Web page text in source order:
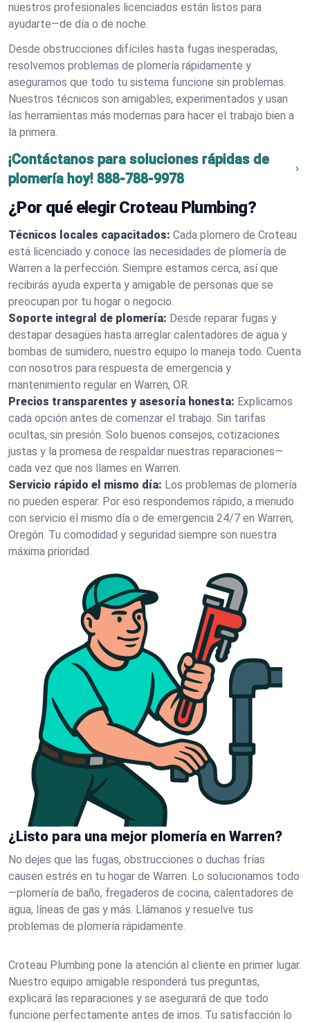
nuestros profesionales licenciados están listos para
ayudarte—de día o de noche.
Desde obstrucciones difíciles hasta fugas inesperadas,
resolvemos problemas de plomería rápidamente y
aseguramos que todo tu sistema funcione sin problemas.
Nuestros técnicos son amigables, experimentados y usan
las herramientas más modernas para hacer el trabajo bien a
la primera.
¡Contáctanos para soluciones rápidas de
plomería hoy! 888-788-9978
¿Por qué elegir Croteau Plumbing?
Técnicos locales capacitados: Cada plomero de Croteau
está licenciado y conoce las necesidades de plomería de
Warren a la perfección. Siempre estamos cerca, así que
recibirás ayuda experta y amigable de personas que se
preocupan por tu hogar o negocio.
Soporte integral de plomería: Desde reparar fugas y
destapar desagües hasta arreglar calentadores de agua y
bombas de sumidero, nuestro equipo lo maneja todo. Cuenta
con nosotros para respuesta de emergencia y
mantenimiento regular en Warren, OR.
Precios transparentes y asesoría honesta: Explicamos
cada opción antes de comenzar el trabajo. Sin tarifas
ocultas, sin presión. Solo buenos consejos, cotizaciones
justas y la promesa de respaldar nuestras reparaciones—
cada vez que nos llames en Warren.
Servicio rápido el mismo día: Los problemas de plomería
no pueden esperar. Por eso respondemos rápido, a menudo
con servicio el mismo día o de emergencia 24/7 en Warren,
Oregón. Tu comodidad y seguridad siempre son nuestra
máxima prioridad.
¿Listo para una mejor plomería en Warren?
No dejes que las fugas, obstrucciones o duchas frías
causen estrés en tu hogar de Warren. Lo solucionamos todo
—plomería de baño, fregaderos de cocina, calentadores de
agua, líneas de gas y más. Llámanos y resuelve tus
problemas de plomería rápidamente.
Croteau Plumbing pone la atención al cliente en primer lugar.
Nuestro equipo amigable responderá tus preguntas,
explicará las reparaciones y se asegurará de que todo
funcione perfectamente antes de irnos. Tu satisfacción lo